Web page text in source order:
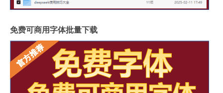
免费可商用字体批量下载